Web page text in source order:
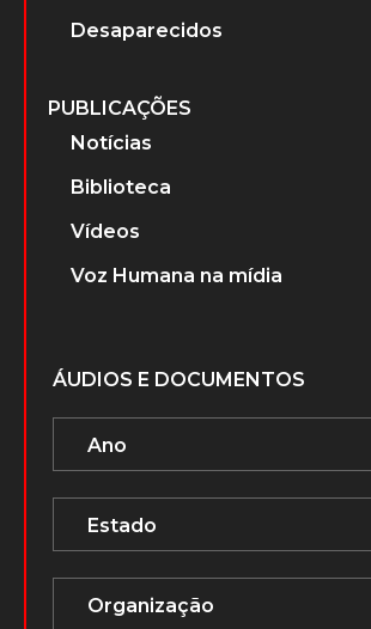
Desaparecidos
PUBLICAÇÕES
Notícias
Biblioteca
Vídeos
Voz Humana na mídia
ÁUDIOS E DOCUMENTOS